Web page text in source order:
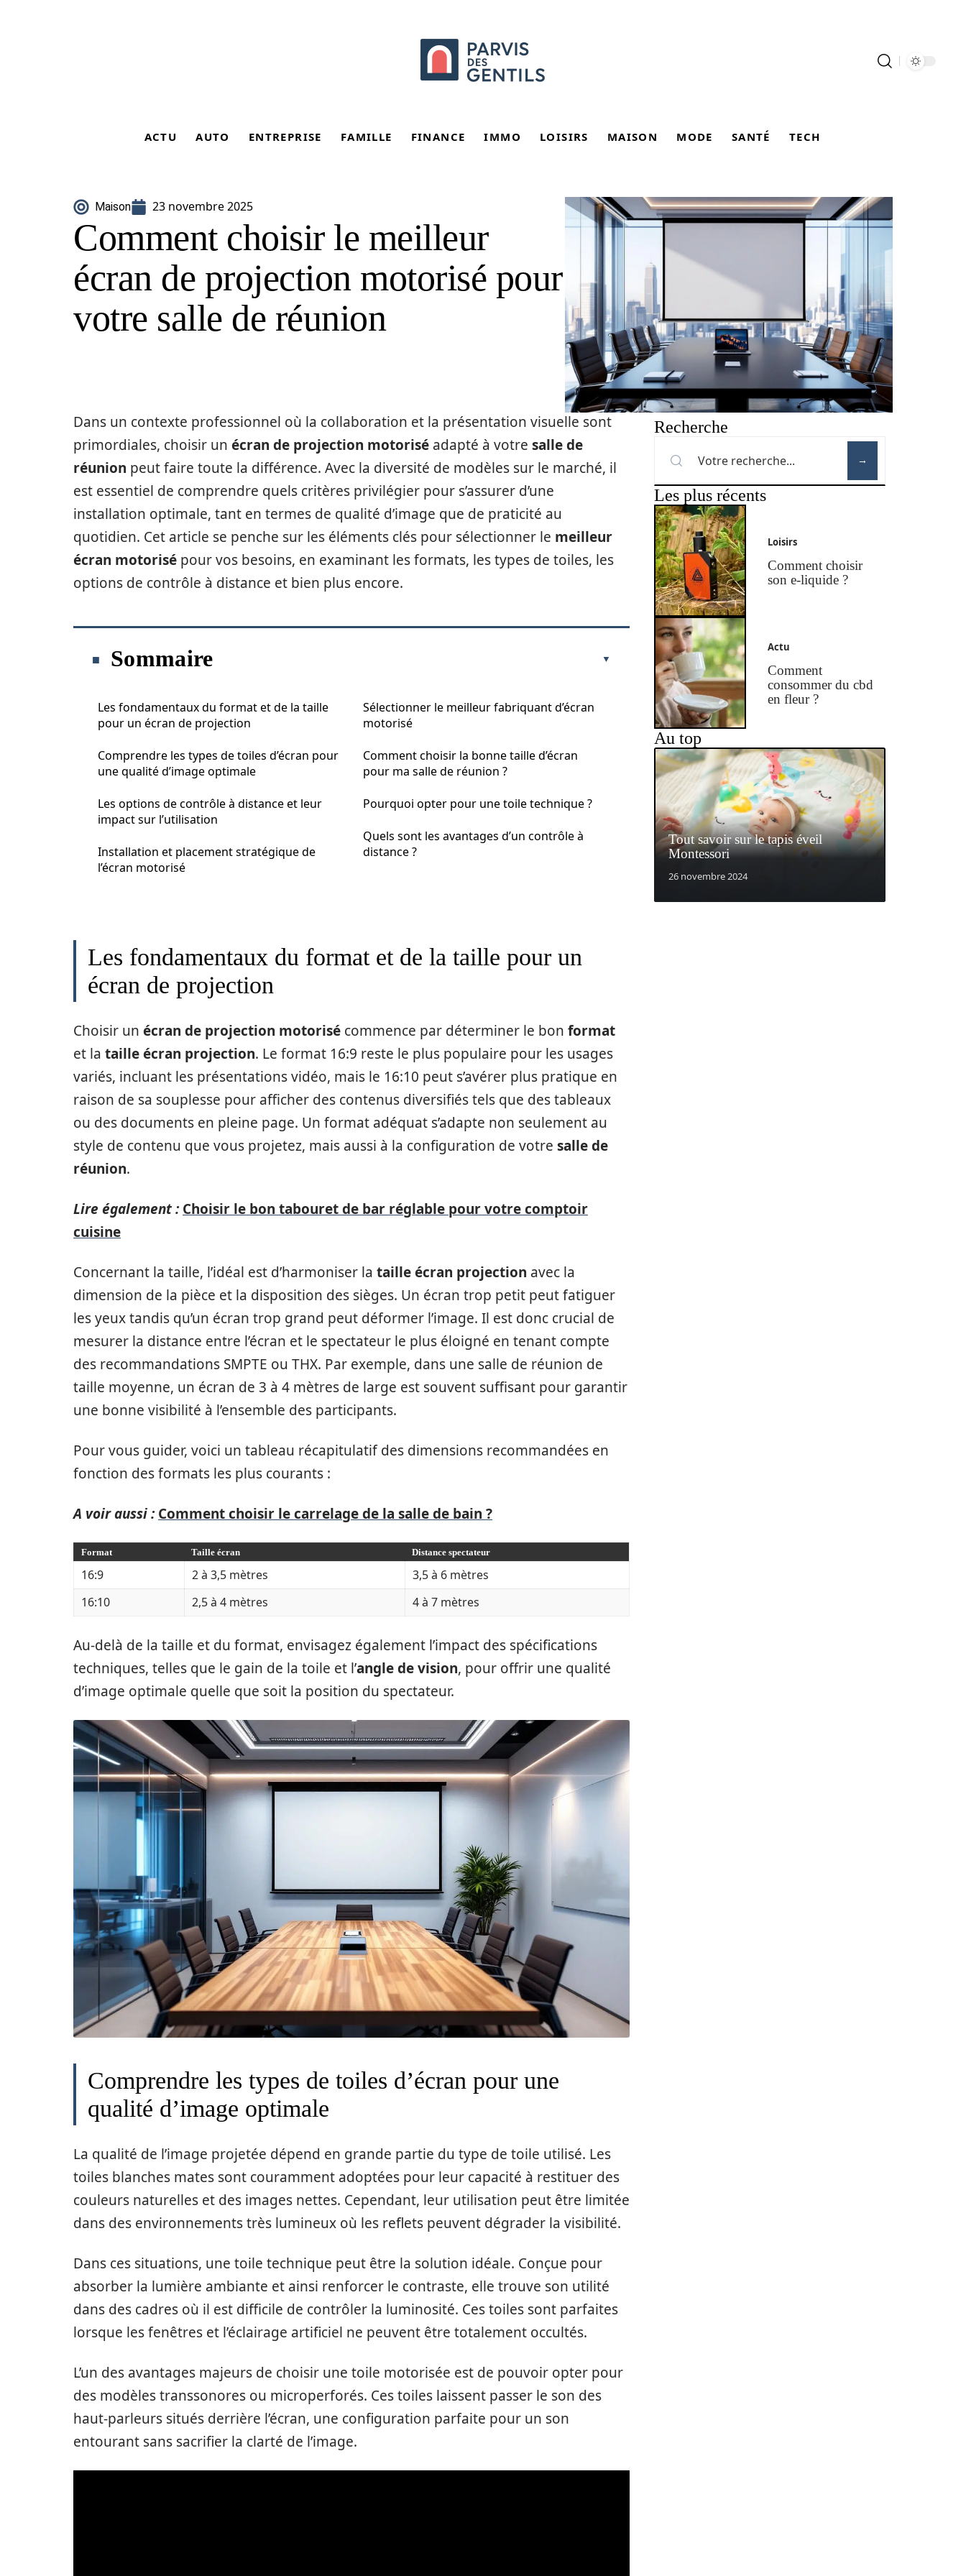
ACTU AUTO ENTREPRISE FAMILLE FINANCE IMMO LOISIRS MAISON MODE SANTÉ TECH
Maison 23 novembre 2025
Comment choisir le meilleur
écran de projection motorisé pour
votre salle de réunion
Dans un contexte professionnel où la collaboration et la présentation visuelle sont
primordiales, choisir un écran de projection motorisé adapté à votre salle de
réunion peut faire toute la différence. Avec la diversité de modèles sur le marché, il
est essentiel de comprendre quels critères privilégier pour s’assurer d’une
installation optimale, tant en termes de qualité d’image que de praticité au
quotidien. Cet article se penche sur les éléments clés pour sélectionner le meilleur
écran motorisé pour vos besoins, en examinant les formats, les types de toiles, les
options de contrôle à distance et bien plus encore.
Sommaire
Les fondamentaux du format et de la taille
pour un écran de projection
Comprendre les types de toiles d’écran pour
une qualité d’image optimale
Les options de contrôle à distance et leur
impact sur l’utilisation
Installation et placement stratégique de
l’écran motorisé
Sélectionner le meilleur fabriquant d’écran
motorisé
Comment choisir la bonne taille d’écran
pour ma salle de réunion ?
Pourquoi opter pour une toile technique ?
Quels sont les avantages d’un contrôle à
distance ?
Les fondamentaux du format et de la taille pour un
écran de projection
Choisir un écran de projection motorisé commence par déterminer le bon format
et la taille écran projection. Le format 16:9 reste le plus populaire pour les usages
variés, incluant les présentations vidéo, mais le 16:10 peut s’avérer plus pratique en
raison de sa souplesse pour afficher des contenus diversifiés tels que des tableaux
ou des documents en pleine page. Un format adéquat s’adapte non seulement au
style de contenu que vous projetez, mais aussi à la configuration de votre salle de
réunion.
Lire également : Choisir le bon tabouret de bar réglable pour votre comptoir
cuisine
Concernant la taille, l’idéal est d’harmoniser la taille écran projection avec la
dimension de la pièce et la disposition des sièges. Un écran trop petit peut fatiguer
les yeux tandis qu’un écran trop grand peut déformer l’image. Il est donc crucial de
mesurer la distance entre l’écran et le spectateur le plus éloigné en tenant compte
des recommandations SMPTE ou THX. Par exemple, dans une salle de réunion de
taille moyenne, un écran de 3 à 4 mètres de large est souvent suffisant pour garantir
une bonne visibilité à l’ensemble des participants.
Pour vous guider, voici un tableau récapitulatif des dimensions recommandées en
fonction des formats les plus courants :
A voir aussi : Comment choisir le carrelage de la salle de bain ?
Format Taille écran Distance spectateur
16:9 2 à 3,5 mètres
3,5 à 6 mètres
16:10
2,5 à 4 mètres 4 à 7 mètres
Au-delà de la taille et du format, envisagez également l’impact des spécifications
techniques, telles que le gain de la toile et l’angle de vision, pour offrir une qualité
d’image optimale quelle que soit la position du spectateur.
Comprendre les types de toiles d’écran pour une
qualité d’image optimale
La qualité de l’image projetée dépend en grande partie du type de toile utilisé. Les
toiles blanches mates sont couramment adoptées pour leur capacité à restituer des
couleurs naturelles et des images nettes. Cependant, leur utilisation peut être limitée
dans des environnements très lumineux où les reflets peuvent dégrader la visibilité.
Dans ces situations, une toile technique peut être la solution idéale. Conçue pour
absorber la lumière ambiante et ainsi renforcer le contraste, elle trouve son utilité
dans des cadres où il est difficile de contrôler la luminosité. Ces toiles sont parfaites
lorsque les fenêtres et l’éclairage artificiel ne peuvent être totalement occultés.
L’un des avantages majeurs de choisir une toile motorisée est de pouvoir opter pour
des modèles transsonores ou microperforés. Ces toiles laissent passer le son des
haut-parleurs situés derrière l’écran, une configuration parfaite pour un son
entourant sans sacrifier la clarté de l’image.
Recherche
Les plus récents
Loisirs
Comment choisir
son e-liquide ?
Actu
Comment
consommer du cbd
en fleur ?
Au top
Tout savoir sur le tapis éveil
Montessori
26 novembre 2024